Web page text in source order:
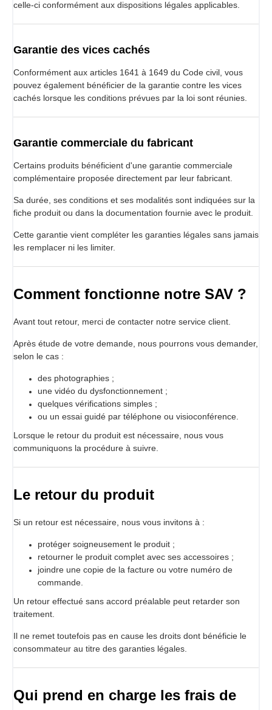
celle-ci conformément aux dispositions légales applicables.
Garantie des vices cachés
Conformément aux articles 1641 à 1649 du Code civil, vous
pouvez également bénéficier de la garantie contre les vices
cachés lorsque les conditions prévues par la loi sont réunies.
Garantie commerciale du fabricant
Certains produits bénéficient d'une garantie commerciale
complémentaire proposée directement par leur fabricant.
Sa durée, ses conditions et ses modalités sont indiquées sur la
fiche produit ou dans la documentation fournie avec le produit.
Cette garantie vient compléter les garanties légales sans jamais
les remplacer ni les limiter.
Comment fonctionne notre SAV ?
Avant tout retour, merci de contacter notre service client.
Après étude de votre demande, nous pourrons vous demander,
selon le cas :
des photographies ;
une vidéo du dysfonctionnement ;
quelques vérifications simples ;
ou un essai guidé par téléphone ou visioconférence.
Lorsque le retour du produit est nécessaire, nous vous
communiquons la procédure à suivre.
Le retour du produit
Si un retour est nécessaire, nous vous invitons à :
protéger soigneusement le produit ;
retourner le produit complet avec ses accessoires ;
joindre une copie de la facture ou votre numéro de
commande.
Un retour effectué sans accord préalable peut retarder son
traitement.
Il ne remet toutefois pas en cause les droits dont bénéficie le
consommateur au titre des garanties légales.
Qui prend en charge les frais de